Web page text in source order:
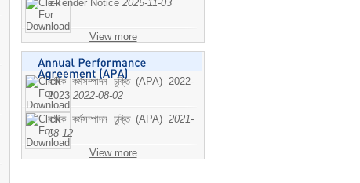
e-Tender Notice 2025-11-03
View more
বাষিক কর্মসম্পাদন চুক্তি (APA) 2022-
2023 2022-08-02
বাষিক কর্মসম্পাদন চুক্তি (APA) 2021-
08-12
View more